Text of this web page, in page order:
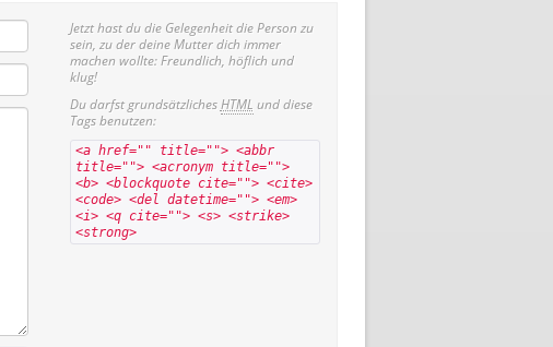
Jetzt hast du die Gelegenheit die Person zu
sein, zu der deine Mutter dich immer
machen wollte: Freundlich, höflich und
klug!
Du darfst grundsätzlichesHTML und diese
Tags benutzen:
<a href="" title=""> <abbr
title=""> <acronym title="">
<b> <blockquote cite=""> <cite>
<code> <del datetime=""> <em>
<i> <q cite=""> <s> <strike>
<strong>